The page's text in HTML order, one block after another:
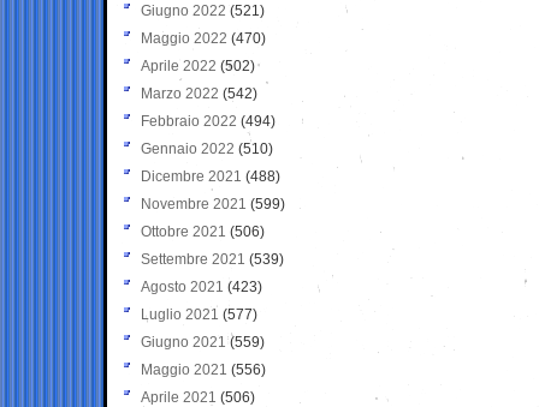
Giugno 2022 (521)
Maggio 2022 (470)
Aprile 2022 (502)
Marzo 2022 (542)
Febbraio 2022 (494)
Gennaio 2022 (510)
Dicembre 2021 (488)
Novembre 2021 (599)
Ottobre 2021 (506)
Settembre 2021 (539)
Agosto 2021 (423)
Luglio 2021 (577)
Giugno 2021(559)
Maggio 2021 (556)
Aprile 2021 (506)